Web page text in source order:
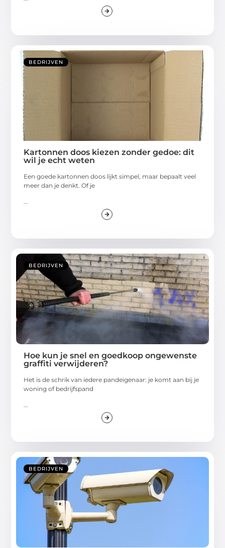
BEDRIJVEN
Kartonnen doos kiezen zonder gedoe: dit
wil je echt weten
Een goede kartonnen doos lijkt simpel, maar bepaalt veel
meer dan je denkt. Of je
BEDRIJVEN
Hoe kun je snel en goedkoop ongewenste
graffiti verwijderen?
Het is de schrik van iedere pandeigenaar: je komt aan bij je
woning of bedrijfspand
...
BEDRIJVEN